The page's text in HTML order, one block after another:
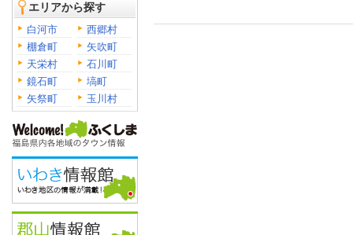
エリアから探す
白河市
西郷村
棚倉町
矢吹町
天栄村
石川町
鏡石町
塙町
矢祭町
玉川村